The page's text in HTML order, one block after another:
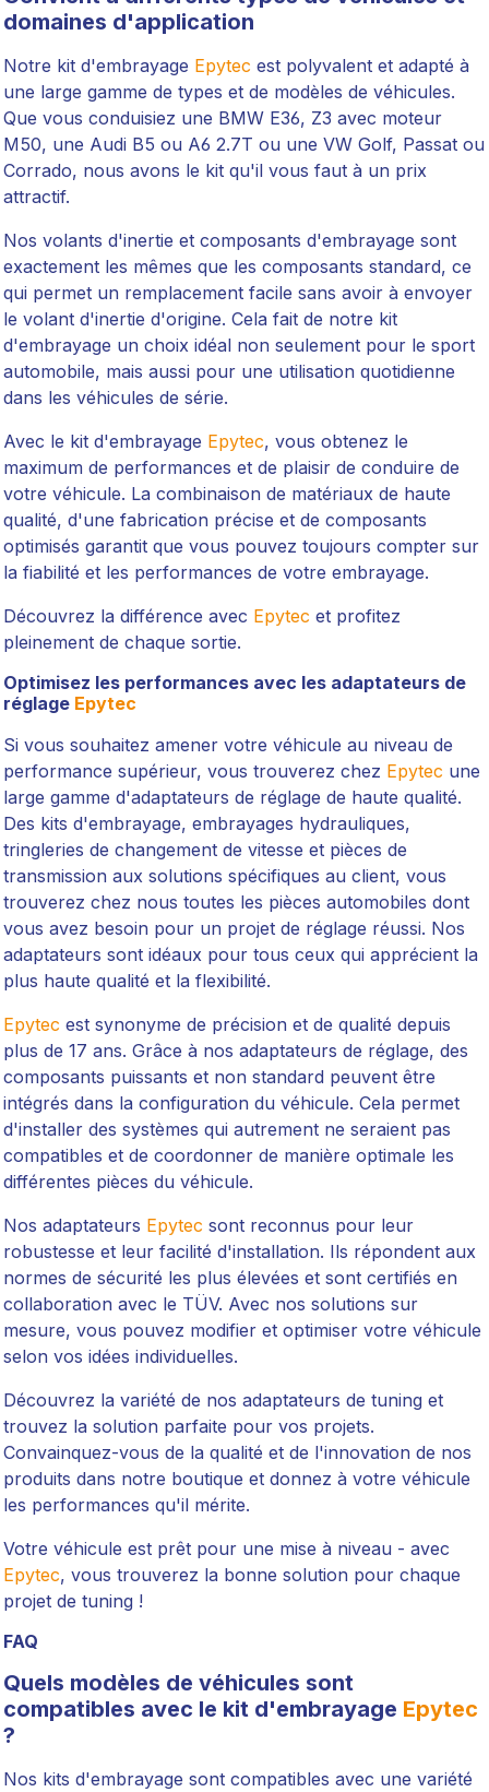
domaines d'application
Notre kit d'embrayage Epytec est polyvalent et adapté à
une large gamme de types et de modèles de véhicules.
Que vous conduisiez une BMW E36, Z3 avec moteur
M50, une Audi B5 ou A6 2.7T ou une VW Golf, Passat ou
Corrado, nous avons le kit qu'il vous faut à un prix
attractif.
Nos volants d'inertie et composants d'embrayage sont
exactement les mêmes que les composants standard, ce
qui permet un remplacement facile sans avoir à envoyer
le volant d'inertie d'origine. Cela fait de notre kit
d'embrayage un choix idéal non seulement pour le sport
automobile, mais aussi pour une utilisation quotidienne
dans les véhicules de série.
Avec le kit d'embrayage Epytec, vous obtenez le
maximum de performances et de plaisir de conduire de
votre véhicule. La combinaison de matériaux de haute
qualité, d'une fabrication précise et de composants
optimisés garantit que vous pouvez toujours compter sur
la fiabilité et les performances de votre embrayage.
Découvrez la différence avec Epytec et profitez
pleinement de chaque sortie.
Optimisez les performances avec les adaptateurs de
réglage Epytec
Si vous souhaitez amener votre véhicule au niveau de
performance supérieur, vous trouverez chez Epytec une
large gamme d'adaptateurs de réglage de haute qualité.
Des kits d'embrayage, embrayages hydrauliques,
tringleries de changement de vitesse et pièces de
transmission aux solutions spécifiques au client, vous
trouverez chez nous toutes les pièces automobiles dont
vous avez besoin pour un projet de réglage réussi. Nos
adaptateurs sont idéaux pour tous ceux qui apprécient la
plus haute qualité et la flexibilité.
Epytec est synonyme de précision et de qualité depuis
plus de 17 ans. Grâce à nos adaptateurs de réglage, des
composants puissants et non standard peuvent être
intégrés dans la configuration du véhicule. Cela permet
d'installer des systèmes qui autrement ne seraient pas
compatibles et de coordonner de manière optimale les
différentes pièces du véhicule.
Nos adaptateurs Epytec sont reconnus pour leur
robustesse et leur facilité d'installation. Ils répondent aux
normes de sécurité les plus élevées et sont certifiés en
collaboration avec le TÜV. Avec nos solutions sur
mesure, vous pouvez modifier et optimiser votre véhicule
selon vos idées individuelles.
Découvrez la variété de nos adaptateurs de tuning et
trouvez la solution parfaite pour vos projets.
Convainquez-vous de la qualité et de l'innovation de nos
produits dans notre boutique et donnez à votre véhicule
les performances qu'il mérite.
Votre véhicule est prêt pour une mise à niveau - avec
Epytec, vous trouverez la bonne solution pour chaque
projet de tuning !
FAQ
Quels modèles de véhicules sont
compatibles avec le kit d'embrayage Epytec
?
Nos kits d'embrayage sont compatibles avec une variété